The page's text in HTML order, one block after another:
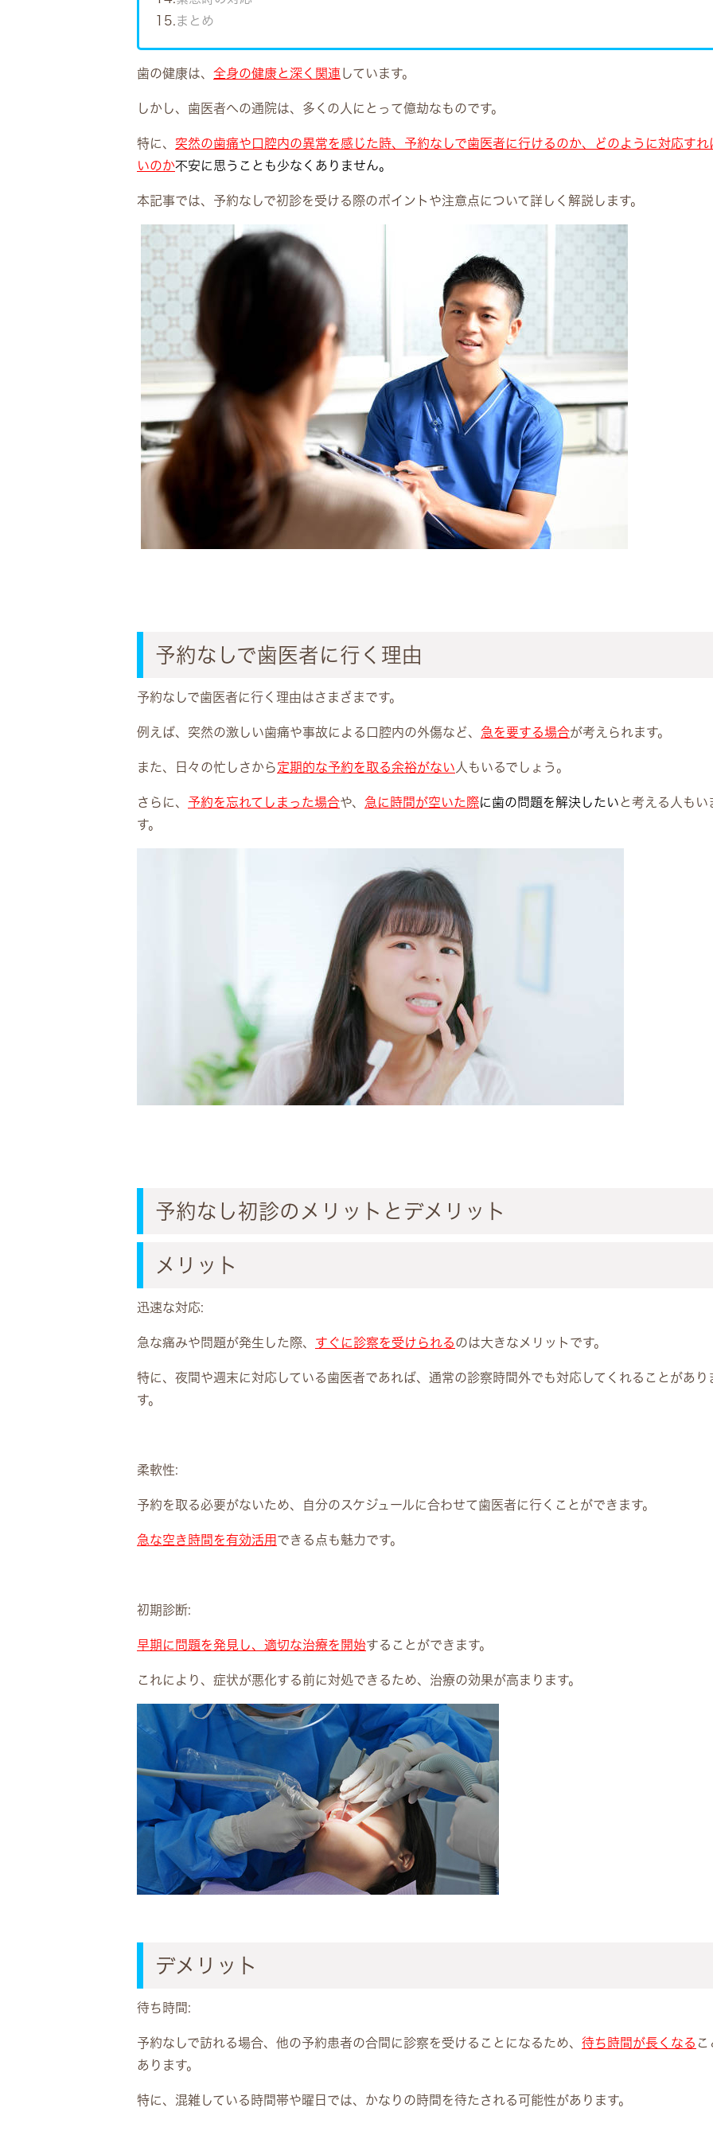
15. まとめ
歯の健康は、 全身の健康と深く関連 しています。
しかし、歯医者への通院は、多くの人にとって億劫なものです。
特に、 突然の歯痛や口腔内の異常を感じた時、予約なしで歯医者に行けるのか、どのように対応すれ
いのか不安に思うことも少なくありません。
本記事では、予約なしで初診を受ける際のポイントや注意点について詳しく解説します。
予約なしで歯医者に行く理由
予約なしで歯医者に行く理由はさまざまです。
例えば、突然の激しい歯痛や事故による口腔内の外傷など、 急を要する場合が考えられます。
また、日々の忙しさから定期的な予約を取る余裕がない 人もいるでしょう。
さらに、 予約を忘れてしまった場合や、 急に時間が空いた際に歯の問題を解決したい と考える人もい
す。
予約なし初診のメリットとデメリット
メリット
迅速な対応:
急な痛みや問題が発生した際、 すぐに診察を受けられるのは大きなメリットです。
特に、夜間や週末に対応している歯医者であれば、通常の診察時間外でも対応してくれることがあり
す。
柔軟性:
予約を取る必要がないため、自分のスケジュールに合わせて歯医者に行くことができます。
急な空き時間を有効活用できる点も魅力です。
初期診断:
早期に問題を発見し、適切な治療を開始することができます。
これにより、症状が悪化する前に対処できるため、治療の効果が高まります。
デメリット
待ち時間:
予約なしで訪れる場合、他の予約患者の合間に診察を受けることになるため、 待ち時間が長くなる こ
あります。
特に、混雑している時間帯や曜日では、かなりの時間を待たされる可能性があります。